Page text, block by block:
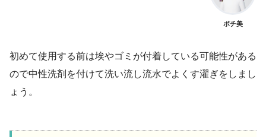
ポチ美
初めて使用する前は埃やゴミが付着している可能性がある
ので中性洗剤を付けて洗い流し流水でよくす濯ぎをしまし
ょう。